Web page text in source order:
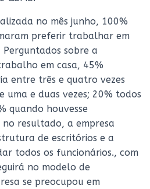
no mês junho, 100%
preferir trabalhar em
sobre a
em casa, 45%
entre três e quatro vezes
uma e duas vezes; 20% todos
quando houvesse
no resultado, a empresa
de escritórios e a
todos os funcionários., com
no modelo de
se preocupou em